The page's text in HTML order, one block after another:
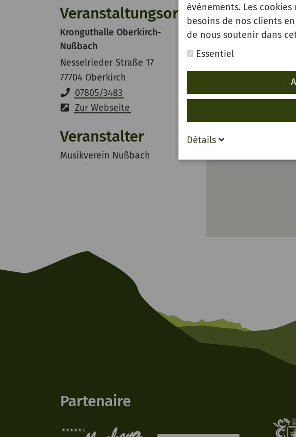
événements. Les
besoins de nos clients
de nous soutenir dans
Essentiel
Détails
Veranstaltungsort
Kronguthalle Oberkirch-
Nußbach
Nesselrieder Straße 17
77704 Oberkirch
07805/3483
Zur Webseite
Veranstalter
Musikverein Nußbach
Partenaire